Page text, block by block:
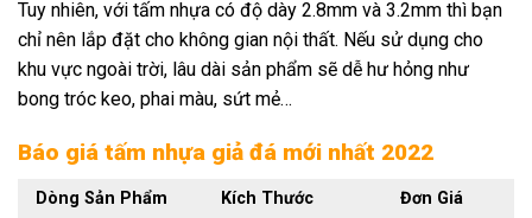
Tuy nhiên, với tấm nhựa có độ dày 2.8mm và 3.2mm thì bạn
chỉ nên lắp đặt cho không gian nội thất. Nếu sử dụng cho
khu vực ngoài trời, lâu dài sản phẩm sẽ dễ hư hỏng như
bong tróc keo, phai màu, sứt mẻ…
Báo giá tấm nhựa giả đá mới nhất 2022
Dòng Sản Phẩm Kích Thước Đơn Giá